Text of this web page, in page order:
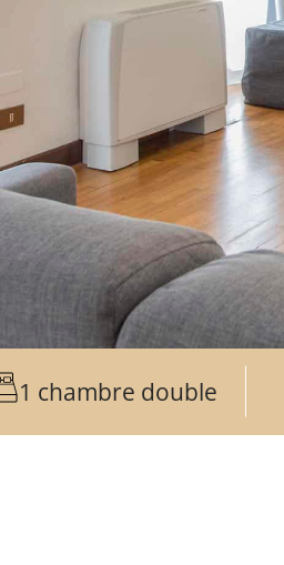
1 chambre double